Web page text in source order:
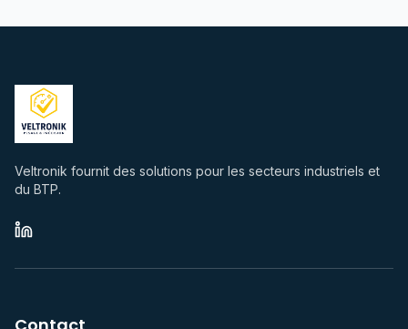
Veltronik fournit des solutions pour les secteurs industriels et
du BTP.